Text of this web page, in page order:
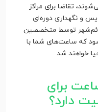
تقاضا برای مراکز
و نگهداری دوره‌ای
توسط متخصصین
که ساعت‌های شما با
خواهند شد.
برای
دارد؟